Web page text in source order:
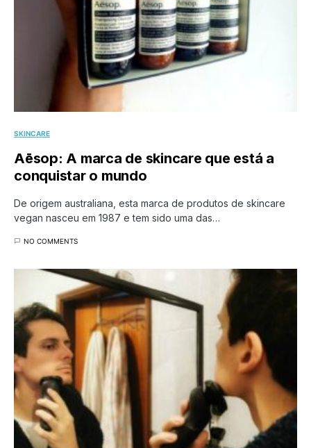
SKINCARE
Aēsop: A marca de skincare que está a
conquistar o mundo
De origem australiana, esta marca de produtos de skincare
vegan nasceu em 1987 e tem sido uma das…
NO COMMENTS